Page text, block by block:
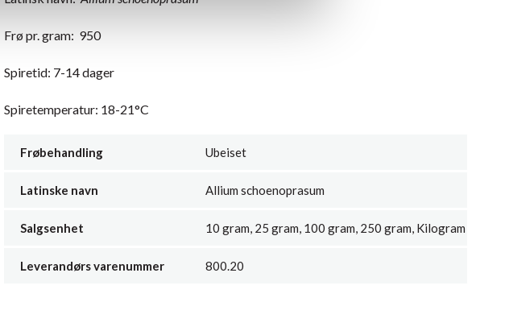
Frø pr. gram: 950
Spiretid: 7-14 dager
Spiretemperatur: 18-21°C
Frøbehandling Ubeiset
Latinske navn Allium schoenoprasum
Salgsenhet 10 gram, 25 gram, 100 gram, 250 gram, Kilogram
Leverandørs varenummer 800.20